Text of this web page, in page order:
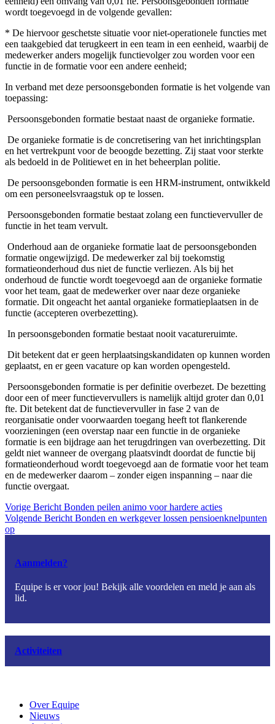
wordt toegevoegd in de volgende gevallen:
* De hiervoor geschetste situatie voor niet-operationele functies met
een taakgebied dat terugkeert in een team in een eenheid, waarbij de
medewerker anders mogelijk functievolger zou worden voor een
functie in de formatie voor een andere eenheid;
In verband met deze persoonsgebonden formatie is het volgende van
toepassing:
­ Persoonsgebonden formatie bestaat naast de organieke formatie.
­ De organieke formatie is de concretisering van het inrichtingsplan
en het vertrekpunt voor de beoogde bezetting. Zij staat voor sterkte
als bedoeld in de Politiewet en in het beheerplan politie.
­ De persoonsgebonden formatie is een HRM-instrument, ontwikkeld
om een personeelsvraagstuk op te lossen.
­ Persoonsgebonden formatie bestaat zolang een functievervuller de
functie in het team vervult.
­ Onderhoud aan de organieke formatie laat de persoonsgebonden
formatie ongewijzigd. De medewerker zal bij toekomstig
formatieonderhoud dus niet de functie verliezen. Als bij het
onderhoud de functie wordt toegevoegd aan de organieke formatie
voor het team, gaat de medewerker over naar deze organieke
formatie. Dit ongeacht het aantal organieke formatieplaatsen in de
functie (accepteren overbezetting).
­ In persoonsgebonden formatie bestaat nooit vacatureruimte.
­ Dit betekent dat er geen herplaatsingskandidaten op kunnen worden
geplaatst, en er geen vacature op kan worden opengesteld.
­ Persoonsgebonden formatie is per definitie overbezet. De bezetting
door een of meer functievervullers is namelijk altijd groter dan 0,01
fte. Dit betekent dat de functievervuller in fase 2 van de
reorganisatie onder voorwaarden toegang heeft tot flankerende
voorzieningen (een overstap naar een functie in de organieke
formatie is een bijdrage aan het terugdringen van overbezetting. Dit
geldt niet wanneer de overgang plaatsvindt doordat de functie bij
formatieonderhoud wordt toegevoegd aan de formatie voor het team
en de medewerker daarom – zonder eigen inspanning – naar die
functie overgaat.
Vorige Bericht Bonden peilen animo voor hardere acties
Volgende Bericht Bonden en werkgever lossen pensioenknelpunten
op
Aanmelden?
Equipe is er voor jou! Bekijk alle voordelen en meld je aan als
lid.
Activiteiten
Over Equipe
Nieuws